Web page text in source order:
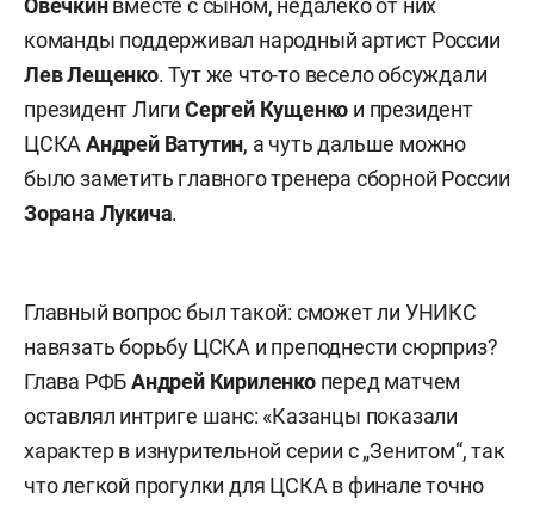
команды поддерживал народный артист России
Лев Лещенко. Тут же что-то весело обсуждали
президент ЛигиСергей Кущенко и президент
ЦСКА Андрей Ватутин, а чуть дальше можно
было заметить главного тренера сборной России
Зорана Лукича.
Главный вопрос был такой: сможет ли УНИКС
навязать борьбу ЦСКА и преподнести сюрприз?
Глава РФБАндрей Кириленкоперед матчем
оставлял интриге шанс: «Казанцы показали
характер в изнурительной серии с „Зенитом“, так
что легкой прогулки для ЦСКА в финале точно